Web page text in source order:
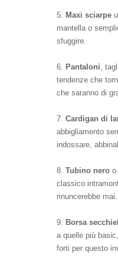
5. Maxi sciarpe
mantella o
sfuggire.
6. Pantaloni ,
tendenze che
che saranno di
7. Cardigan di
abbigliamento
indossare,
8. Tubino nero o
classico
rinuncerebbe mai.
9. Borsa
a quelle più
forti per questo